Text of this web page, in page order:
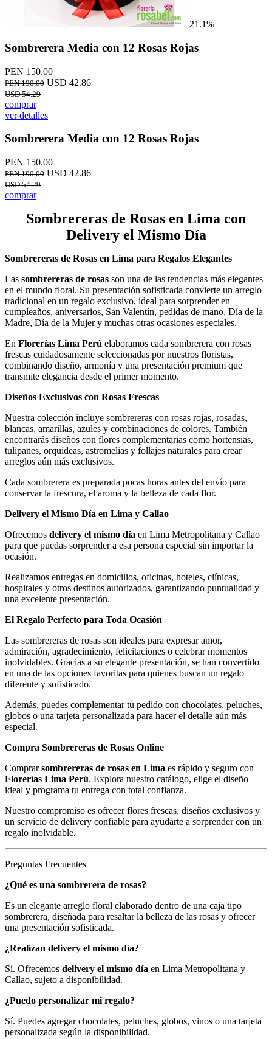
21.1%
Sombrerera Media con 12 Rosas Rojas
PEN 150.00
PEN 190.00 USD 42.86
USD 54.29
comprar
ver detalles
Sombrerera Media con 12 Rosas Rojas
PEN 150.00
PEN 190.00 USD 42.86
USD 54.29
comprar
Sombrereras de Rosas en Lima con
Delivery el Mismo Día
Sombrereras de Rosas en Lima para Regalos Elegantes
Las sombrereras de rosas son una de las tendencias más elegantes
en el mundo floral. Su presentación sofisticada convierte un arreglo
tradicional en un regalo exclusivo, ideal para sorprender en
cumpleaños, aniversarios, San Valentín, pedidas de mano, Día de la
Madre, Día de la Mujer y muchas otras ocasiones especiales.
En Florerías Lima Perú elaboramos cada sombrerera con rosas
frescas cuidadosamente seleccionadas por nuestros floristas,
combinando diseño, armonía y una presentación premium que
transmite elegancia desde el primer momento.
Diseños Exclusivos con Rosas Frescas
Nuestra colección incluye sombrereras con rosas rojas, rosadas,
blancas, amarillas, azules y combinaciones de colores. También
encontrarás diseños con flores complementarias como hortensias,
tulipanes, orquídeas, astromelias y follajes naturales para crear
arreglos aún más exclusivos.
Cada sombrerera es preparada pocas horas antes del envío para
conservar la frescura, el aroma y la belleza de cada flor.
Delivery el Mismo Día en Lima y Callao
Ofrecemos delivery el mismo día en Lima Metropolitana y Callao
para que puedas sorprender a esa persona especial sin importar la
ocasión.
Realizamos entregas en domicilios, oficinas, hoteles, clínicas,
hospitales y otros destinos autorizados, garantizando puntualidad y
una excelente presentación.
El Regalo Perfecto para Toda Ocasión
Las sombrereras de rosas son ideales para expresar amor,
admiración, agradecimiento, felicitaciones o celebrar momentos
inolvidables. Gracias a su elegante presentación, se han convertido
en una de las opciones favoritas para quienes buscan un regalo
diferente y sofisticado.
Además, puedes complementar tu pedido con chocolates, peluches,
globos o una tarjeta personalizada para hacer el detalle aún más
especial.
Compra Sombrereras de Rosas Online
Comprarsombrereras de rosas en Lima es rápido y seguro con
Florerías Lima Perú. Explora nuestro catálogo, elige el diseño
ideal y programa tu entrega con total confianza.
Nuestro compromiso es ofrecer flores frescas, diseños exclusivos y
un servicio de delivery confiable para ayudarte a sorprender con un
regalo inolvidable.
Preguntas Frecuentes
¿Qué es una sombrerera de rosas?
Es un elegante arreglo floral elaborado dentro de una caja tipo
sombrerera, diseñada para resaltar la belleza de las rosas y ofrecer
una presentación sofisticada.
¿Realizan delivery el mismo día?
Sí. Ofrecemos delivery el mismo día en Lima Metropolitana y
Callao, sujeto a disponibilidad.
¿Puedo personalizar mi regalo?
Sí. Puedes agregar chocolates, peluches, globos, vinos o una tarjeta
personalizada según la disponibilidad.